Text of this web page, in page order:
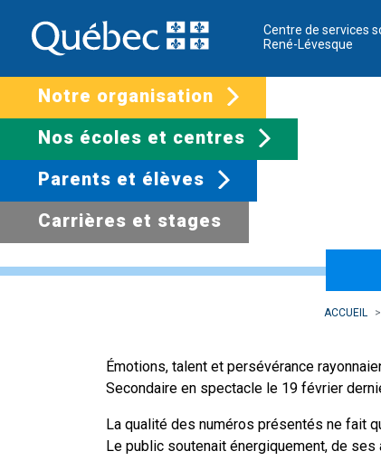
Centre de services
René-Lévesque
Notre organisation
Nos écoles et centres
Parents et élèves
Carrières et stages
20e édition de
ACCUEIL
Émotions, talent et persévérance
Secondaire en spectacle le 19 février
La qualité des numéros présentés ne fait
Le public soutenait énergiquement, de